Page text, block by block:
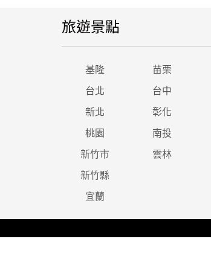
旅遊景點
基隆 苗栗
台北 台中
新北 彰化
桃園 南投
新竹市 雲林
新竹縣
宜蘭